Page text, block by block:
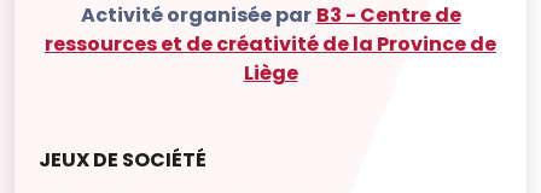
Activité organisée par B3 - Centre de
ressources et de créativité de la Province de
Liège
JEUX DE SOCIÉTÉ